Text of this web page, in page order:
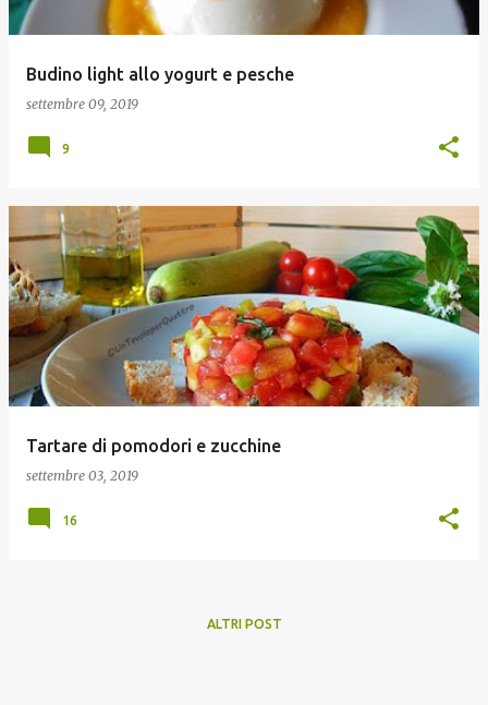
Budino light allo yogurt e pesche
settembre 09, 2019
9
Tartare di pomodori e zucchine
settembre 03, 2019
16
ALTRI POST